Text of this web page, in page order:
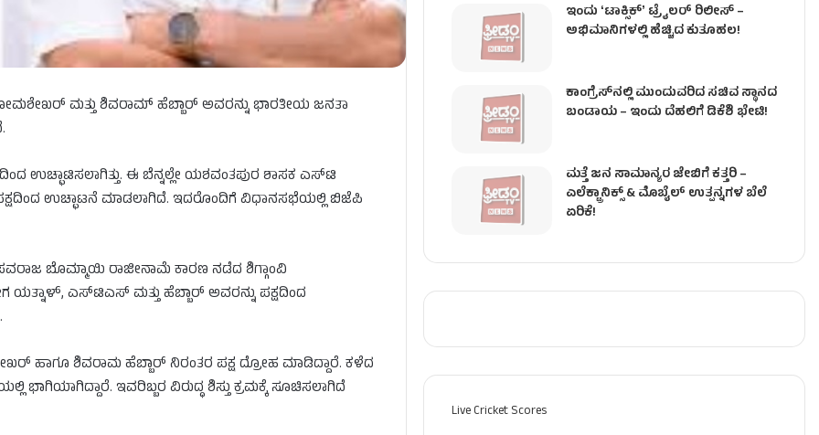
ಮತ್ತು ಶಿವರಾಮ್ ಹೆಬ್ಬಾರ್ ಅವರನ್ನು ಭಾರತೀಯ ಜನತಾ
ಉಚ್ಛಾಟಿಸಲಾಗಿತ್ತು. ಈ ಬೆನ್ನಲ್ಲೇ ಯಶವಂತಪುರ ಶಾಸಕ ಎಸ್‌ಟಿ
ಉಚ್ಛಾಟನೆ ಮಾಡಲಾಗಿದೆ. ಇದರೊಂದಿಗೆ ವಿಧಾನಸಭೆಯಲ್ಲಿ ಬಿಜೆಪಿ
ಬೊಮ್ಮಾಯಿ ರಾಜೀನಾಮೆ ಕಾರಣ ನಡೆದ ಶಿಗ್ಗಾಂವಿ
ಎಸ್​ಟಿಎಸ್​ ಮತ್ತು ಹೆಬ್ಬಾರ್ ಅವರನ್ನು ಪಕ್ಷದಿಂದ
ಶಿವರಾಮ ಹೆಬ್ಬಾರ್ ನಿರಂತರ ಪಕ್ಷ ದ್ರೋಹ ಮಾಡಿದ್ದಾರೆ. ಕಳೆದ
ಇವರಿಬ್ಬರ ವಿರುದ್ಧ ಶಿಸ್ತು ಕ್ರಮಕ್ಕೆ ಸೂಚಿಸಲಾಗಿದೆ
ಇಂದು ʻಟಾಕ್ಸಿಕ್ʼ ಟ್ರೈಲರ್ ರಿಲೀಸ್‌ –
ಅಭಿಮಾನಿಗಳಲ್ಲಿ ಹೆಚ್ಚಿದ ಕುತೂಹಲ!
ಕಾಂಗ್ರೆಸ್​ನಲ್ಲಿ ಮುಂದುವರಿದ ಸಚಿವ ಸ್ಥಾನದ
ಬಂಡಾಯ – ಇಂದು ದೆಹಲಿಗೆ ಡಿಕೆಶಿ ಭೇಟಿ!
ಮತ್ತೆ ಜನ ಸಾಮಾನ್ಯರ ಜೇಬಿಗೆ ಕತ್ತರಿ –
ಎಲೆಕ್ಟ್ರಾನಿಕ್ಸ್ & ಮೊಬೈಲ್ ಉತ್ಪನ್ನಗಳ ಬೆಲೆ
ಏರಿಕೆ!
Live Cricket Scores